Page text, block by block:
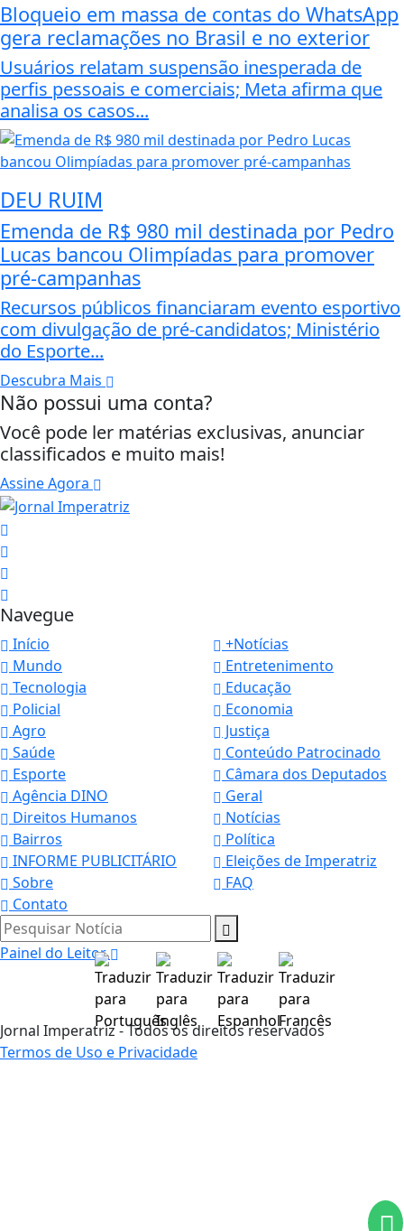
Bloqueio em massa de contas do WhatsApp
gera reclamações no Brasil e no exterior
Usuários relatam suspensão inesperada de
perfis pessoais e comerciais; Meta afirma que
analisa os casos...
DEU RUIM
Emenda de R$ 980 mil destinada por Pedro
Lucas bancou Olimpíadas para promover
pré-campanhas
Recursos públicos financiaram evento esportivo
com divulgação de pré-candidatos; Ministério
do Esporte...
Descubra Mais
Não possui uma conta?
Você pode ler matérias exclusivas, anunciar
classificados e muito mais!
Assine Agora
Navegue
Início
+Notícias
Mundo
Entretenimento
Tecnologia
Educação
Policial
Economia
Agro
Justiça
Saúde
Conteúdo Patrocinado
Esporte
Câmara dos Deputados
Agência DINO
Geral
Direitos Humanos
Notícias
Bairros
Política
INFORME PUBLICITÁRIO
Eleições de Imperatriz
Sobre
FAQ
Contato
Pesquisar Notícia
Painel do Leitor
Jornal Imperatriz - Todos os direitos reservados
Termos de Uso e Privacidade